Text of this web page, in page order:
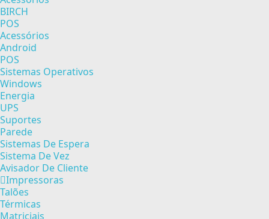
BIRCH
POS
Acessórios
Android
POS
Sistemas Operativos
Windows
Energia
UPS
Suportes
Parede
Sistemas De Espera
Sistema De Vez
Avisador De Cliente
Impressoras
Talões
Térmicas
Matriciais